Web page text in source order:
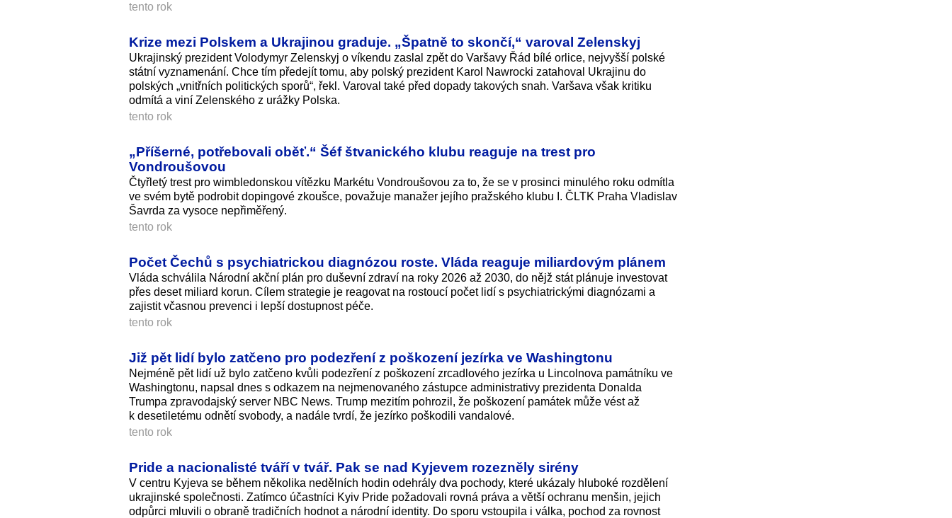
tento rok
Krize mezi Polskem a Ukrajinou graduje. „Špatně to skončí,“ varoval Zelenskyj
Ukrajinský prezident Volodymyr Zelenskyj o víkendu zaslal zpět do Varšavy Řád bílé orlice, nejvyšší polské
státní vyznamenání. Chce tím předejít tomu, aby polský prezident Karol Nawrocki zatahoval Ukrajinu do
polských „vnitřních politických sporů“, řekl. Varoval také před dopady takových snah. Varšava však kritiku
odmítá a viní Zelenského z urážky Polska.
tento rok
„Příšerné, potřebovali oběť.“ Šéf štvanického klubu reaguje na trest pro
Vondroušovou
Čtyřletý trest pro wimbledonskou vítězku Markétu Vondroušovou za to, že se v prosinci minulého roku odmítla
ve svém bytě podrobit dopingové zkoušce, považuje manažer jejího pražského klubu I. ČLTK Praha Vladislav
Šavrda za vysoce nepřiměřený.
tento rok
Počet Čechů s psychiatrickou diagnózou roste. Vláda reaguje miliardovým plánem
Vláda schválila Národní akční plán pro duševní zdraví na roky 2026 až 2030, do nějž stát plánuje investovat
přes deset miliard korun. Cílem strategie je reagovat na rostoucí počet lidí s psychiatrickými diagnózami a
zajistit včasnou prevenci i lepší dostupnost péče.
tento rok
Již pět lidí bylo zatčeno pro podezření z poškození jezírka ve Washingtonu
Nejméně pět lidí už bylo zatčeno kvůli podezření z poškození zrcadlového jezírka u Lincolnova památníku ve
Washingtonu, napsal dnes s odkazem na nejmenovaného zástupce administrativy prezidenta Donalda
Trumpa zpravodajský server NBC News. Trump mezitím pohrozil, že poškození památek může vést až
k desetiletému odnětí svobody, a nadále tvrdí, že jezírko poškodili vandalové.
tento rok
Pride a nacionalisté tváří v tvář. Pak se nad Kyjevem rozezněly sirény
V centru Kyjeva se během několika nedělních hodin odehrály dva pochody, které ukázaly hluboké rozdělení
ukrajinské společnosti. Zatímco účastníci Kyiv Pride požadovali rovná práva a větší ochranu menšin, jejich
odpůrci mluvili o obraně tradičních hodnot a národní identity. Do sporu vstoupila i válka, pochod za rovnost